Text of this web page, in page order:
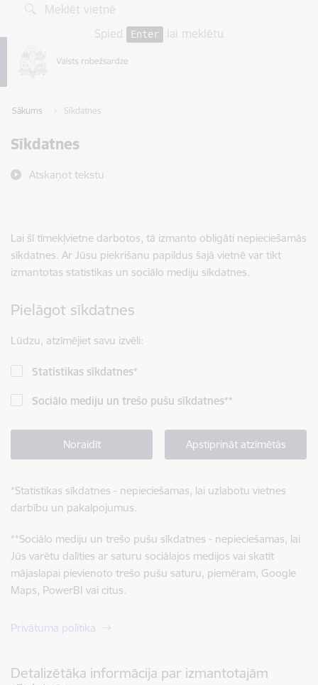
Pāriet uz lapas saturu
Spied
Enter lai meklētu
Sākums Sīkdatnes
Sīkdatnes
Atskaņot tekstu
Lai šī tīmekļvietne darbotos, tā izmanto obligāti nepieciešamās
sīkdatnes. Ar Jūsu piekrišanu papildus šajā vietnē var tikt
izmantotas statistikas un sociālo mediju sīkdatnes.
Pielāgot sīkdatnes
Lūdzu, atzīmējiet savu izvēli:
Statistikas sīkdatnes*
Sociālo mediju un trešo pušu sīkdatnes**
Noraidīt Apstiprināt atzīmētās
*Statistikas sīkdatnes - nepieciešamas, lai uzlabotu vietnes
darbību un pakalpojumus.
**Sociālo mediju un trešo pušu sīkdatnes - nepieciešamas, lai
Jūs varētu dalīties ar saturu sociālajos medijos vai skatīt
mājaslapai pievienoto trešo pušu saturu, piemēram, Google
Maps, PowerBI vai citus.
Privātuma politika
Detalizētāka informācija par izmantotajām